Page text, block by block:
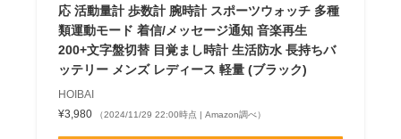
応 活動量計 歩数計 腕時計 スポーツウォッチ 多種
類運動モード 着信/メッセージ通知 音楽再生
200+文字盤切替 目覚まし時計 生活防水 長持ちバ
ッテリー メンズ レディース 軽量 (ブラック)
HOIBAI
¥3,980
（2024/11/29 22:00時点 | Amazon調べ）